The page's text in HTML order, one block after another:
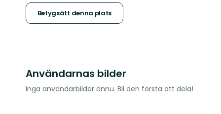
stjärnor
Betygsätt denna plats
Användarnas bilder
Inga användarbilder ännu. Bli den första att dela!